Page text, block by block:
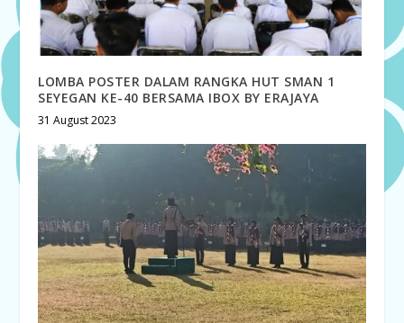
LOMBA POSTER DALAM RANGKA HUT SMAN 1
SEYEGAN KE-40 BERSAMA IBOX BY ERAJAYA
31 August 2023